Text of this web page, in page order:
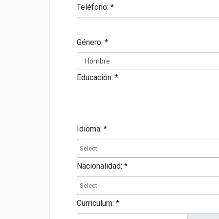
Teléfono: *
Género: *
Educación: *
Idioma: *
Nacionalidad: *
Curriculum: *